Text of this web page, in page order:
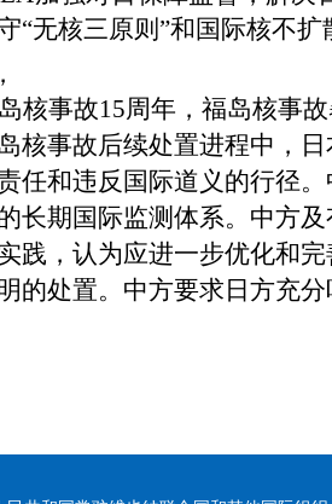
“无核三原则”和国际核不
事故15周年，福岛核事故
核事故后续处置进程中，
任和违反国际道义的行径
长期国际监测体系。中方
践，认为应进一步优化和
的处置。中方要求日方充